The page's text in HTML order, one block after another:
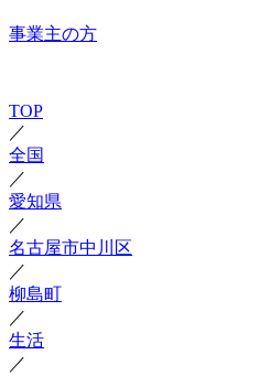
事業主の方
TOP
／
全国
／
愛知県
／
名古屋市中川区
／
柳島町
／
生活
／